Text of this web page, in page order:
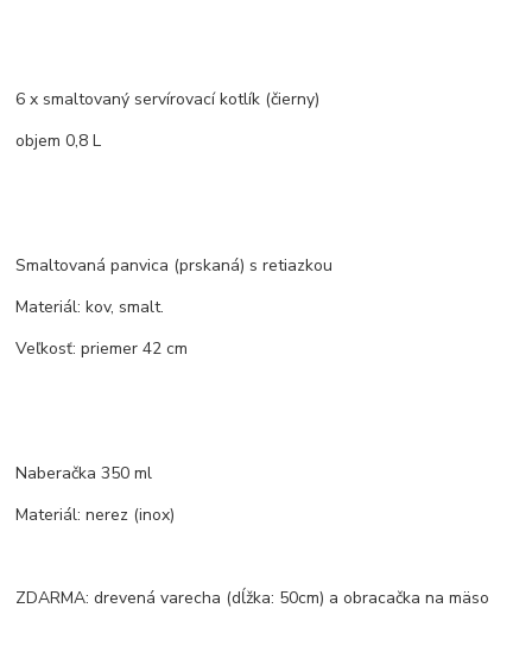
6 x smaltovaný servírovací kotlík (čierny)
objem 0,8 L
Smaltovaná panvica (prskaná) s retiazkou
Materiál: kov, smalt.
Veľkosť: priemer 42 cm
Naberačka 350 ml
Materiál: nerez (inox)
ZDARMA: drevená varecha (dĺžka: 50cm) a obracačka na mäso